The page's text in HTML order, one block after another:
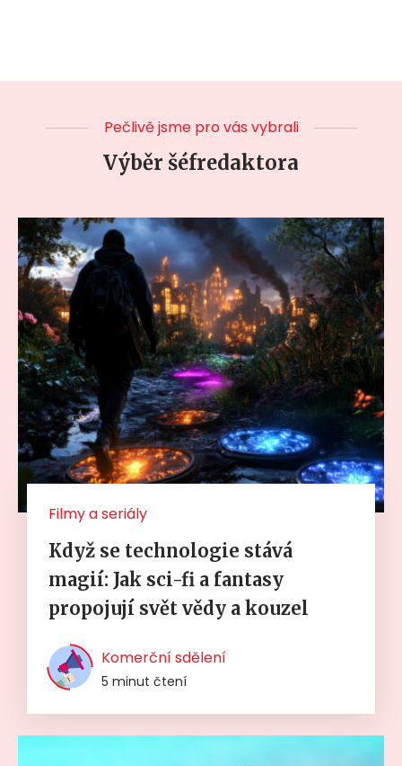
Pečlivě jsme pro vás vybrali
Výběr šéfredaktora
Filmy a seriály
Když se technologie stává
magií: Jak sci-fi a fantasy
propojují svět vědy a kouzel
Komerční sdělení
5 minut čtení